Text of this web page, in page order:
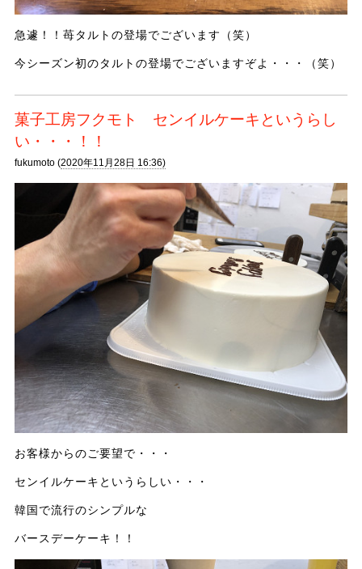
急遽！！苺タルトの登場でございます（笑）
今シーズン初のタルトの登場でございますぞよ・・・（笑）
菓子工房フクモト センイルケーキというらし
い・・・！！
fukumoto (2020年11月28日 16:36)
お客様からのご要望で・・・
センイルケーキというらしい・・・
韓国で流行のシンプルな
バースデーケーキ！！